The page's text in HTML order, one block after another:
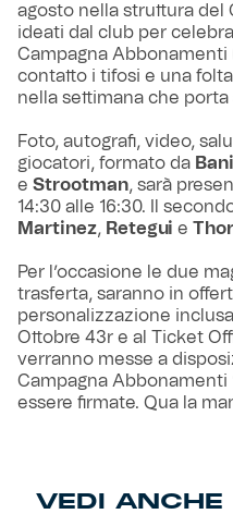
agosto nella struttura del
ideati dal club per
Campagna Abbonamenti
contatto i tifosi e una
nella settimana che porta
Foto, autografi, video,
giocatori, formato da Bani
e Strootman, sarà
14:30 alle 16:30. Il
Martinez, Retegui e
Per l’occasione le due
trasferta, saranno in
personalizzazione
Ottobre 43r e al Ticket
verranno messe a
Campagna Abbonamenti
essere firmate. Qua la
VEDI ANCHE